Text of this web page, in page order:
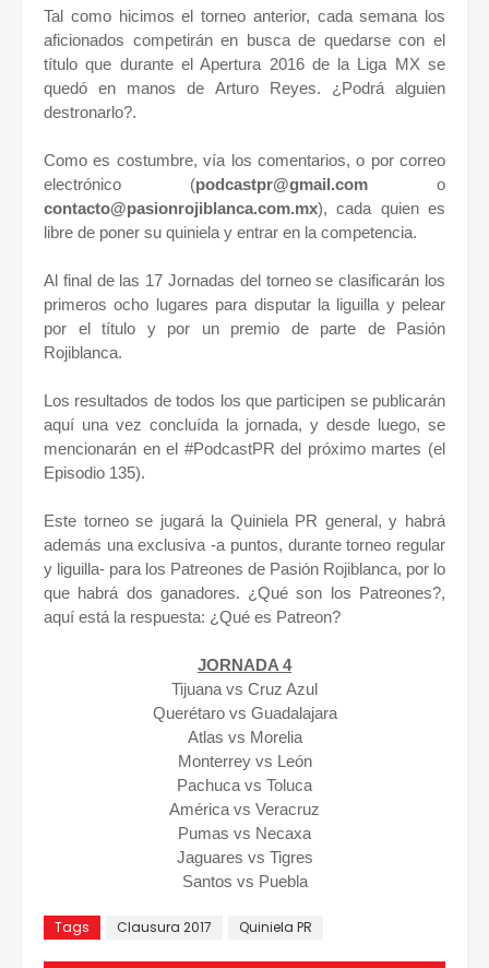
Tal como hicimos el torneo anterior, cada semana los
aficionados competirán en busca de quedarse con el
título que durante el Apertura 2016 de la Liga MX se
quedó en manos de Arturo Reyes. ¿Podrá alguien
destronarlo?.
Como es costumbre, vía los comentarios, o por correo
electrónico (podcastpr@gmail.com o
contacto@pasionrojiblanca.com.mx), cada quien es
libre de poner su quiniela y entrar en la competencia.
Al final de las 17 Jornadas del torneo se clasificarán los
primeros ocho lugares para disputar la liguilla y pelear
por el título y por un premio de parte de Pasión
Rojiblanca.
Los resultados de todos los que participen se publicarán
aquí una vez concluída la jornada, y desde luego, se
mencionarán en el #PodcastPR del próximo martes (el
Episodio 135).
Este torneo se jugará la Quiniela PR general, y habrá
además una exclusiva -a puntos, durante torneo regular
y liguilla- para los Patreones de Pasión Rojiblanca, por lo
que habrá dos ganadores. ¿Qué son los Patreones?,
aquí está la respuesta: ¿Qué es Patreon?
JORNADA 4
Tijuana vs Cruz Azul
Querétaro vs Guadalajara
Atlas vs Morelia
Monterrey vs León
Pachuca vs Toluca
América vs Veracruz
Pumas vs Necaxa
Jaguares vs Tigres
Santos vs Puebla
Tags Clausura 2017 Quiniela PR